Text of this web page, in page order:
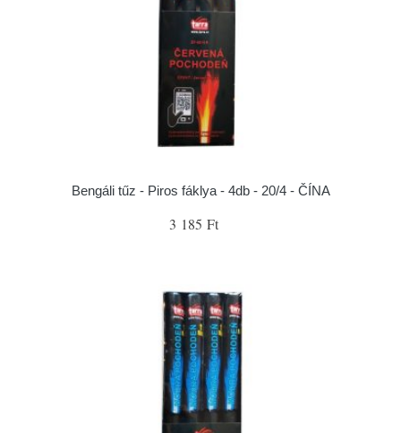
Bengáli tűz - Piros fáklya - 4db - 20/4 - ČÍNA
3 185 Ft